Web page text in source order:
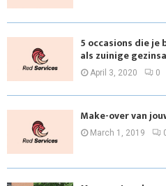
5 occasions die
als zuinige
April 3, 2020 0
Make-over van
March 1, 2019